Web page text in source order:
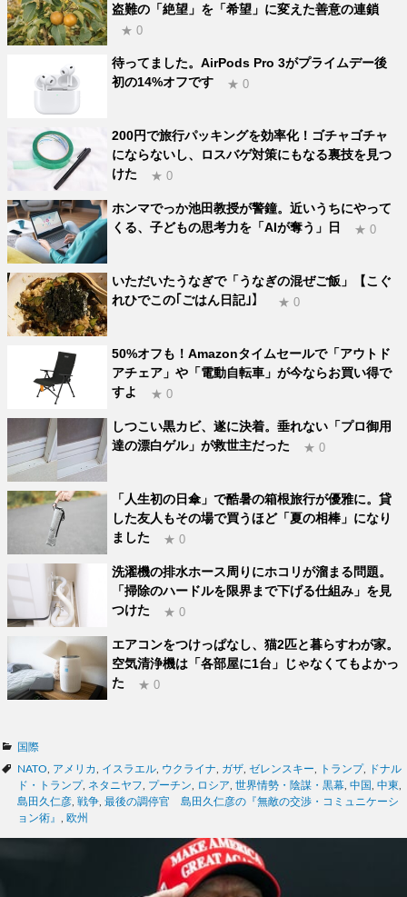
盗難の「絶望」を「希望」に変えた善意の連鎖
★ 0
待ってました。AirPods Pro 3がプライムデー後
初の14%オフです
★ 0
200円で旅行パッキングを効率化！ゴチャゴチャ
にならないし、ロスバゲ対策にもなる裏技を見つ
けた
★ 0
ホンマでっか池田教授が警鐘。近いうちにやって
くる、子どもの思考力を「AIが奪う」日
★ 0
いただいたうなぎで「うなぎの混ぜご飯」【こぐ
れひでこの｢ごはん日記｣】
★ 0
50%オフも！Amazonタイムセールで「アウトド
アチェア」や「電動自転車」が今ならお買い得で
すよ
★ 0
しつこい黒カビ、遂に決着。垂れない「プロ御用
達の漂白ゲル」が救世主だった
★ 0
「人生初の日傘」で酷暑の箱根旅行が優雅に。貸
した友人もその場で買うほど「夏の相棒」になり
ました
★ 0
洗濯機の排水ホース周りにホコリが溜まる問題。
「掃除のハードルを限界まで下げる仕組み」を見
つけた
★ 0
エアコンをつけっぱなし、猫2匹と暮らすわが家。
空気清浄機は「各部屋に1台」じゃなくてもよかっ
た
★ 0
カ
テ
ゴ
リ
国際
タ
グ
NATO アメリカ イスラエル ウクライナ ガザ ゼレンスキー トランプ,
ドナル
ド・トランプ, ネタニヤフ プーチン ロシア 世界情勢・陰謀・黒幕 中国 中東
島田久仁彦 戦争 最後の調停官 島田久仁彦の『無敵の交渉・コミュニケーシ
ョン術』
欧州